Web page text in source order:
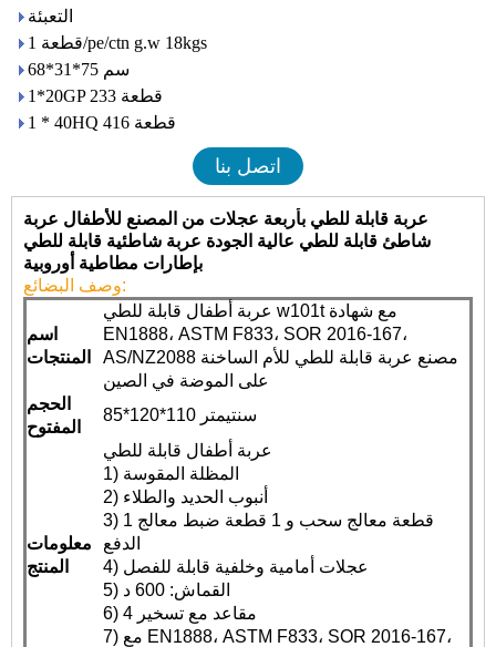
التعبئة
1 قطعة/pe/ctn g.w 18kgs
68*31*75 سم
1*20GP 233 قطعة
1 * 40HQ 416 قطعة
اتصل بنا
عربة قابلة للطي بأربعة عجلات من المصنع للأطفال عربة
شاطئ قابلة للطي عالية الجودة عربة شاطئية قابلة للطي
بإطارات مطاطية أوروبية
وصف البضائع:
اسم
المنتجات
عربة أطفال قابلة للطي w101t مع شهادة
EN1888، ASTM F833، SOR 2016-167،
AS/NZ2088 مصنع عربة قابلة للطي للأم الساخنة
على الموضة في الصين
الحجم
المفتوح
85*120*110 سنتيمتر
معلومات
المنتج
عربة أطفال قابلة للطي
1) المظلة المقوسة
2) أنبوب الحديد والطلاء
3) 1 قطعة معالج سحب و 1 قطعة ضبط معالج
الدفع
4) عجلات أمامية وخلفية قابلة للفصل
5) القماش: 600 د
6) 4 مقاعد مع تسخير
7) مع EN1888، ASTM F833، SOR 2016-167،